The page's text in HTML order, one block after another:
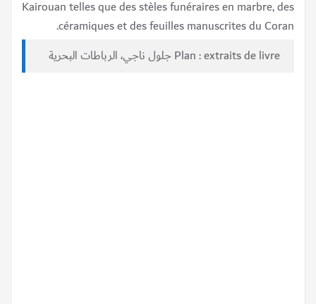
Kairouan telles que des stèles funéraires en marbre, des
céramiques et des feuilles manuscrites du Coran.
Plan : extraits de livre جلول ناجي، الرباطات البحرية